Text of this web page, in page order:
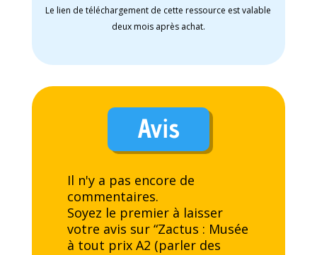
Le lien de téléchargement de cette ressource est valable
deux mois après achat.
Avis
Il n'y a pas encore de
commentaires.
Soyez le premier à laisser
votre avis sur “Zactus : Musée
à tout prix A2 (parler des